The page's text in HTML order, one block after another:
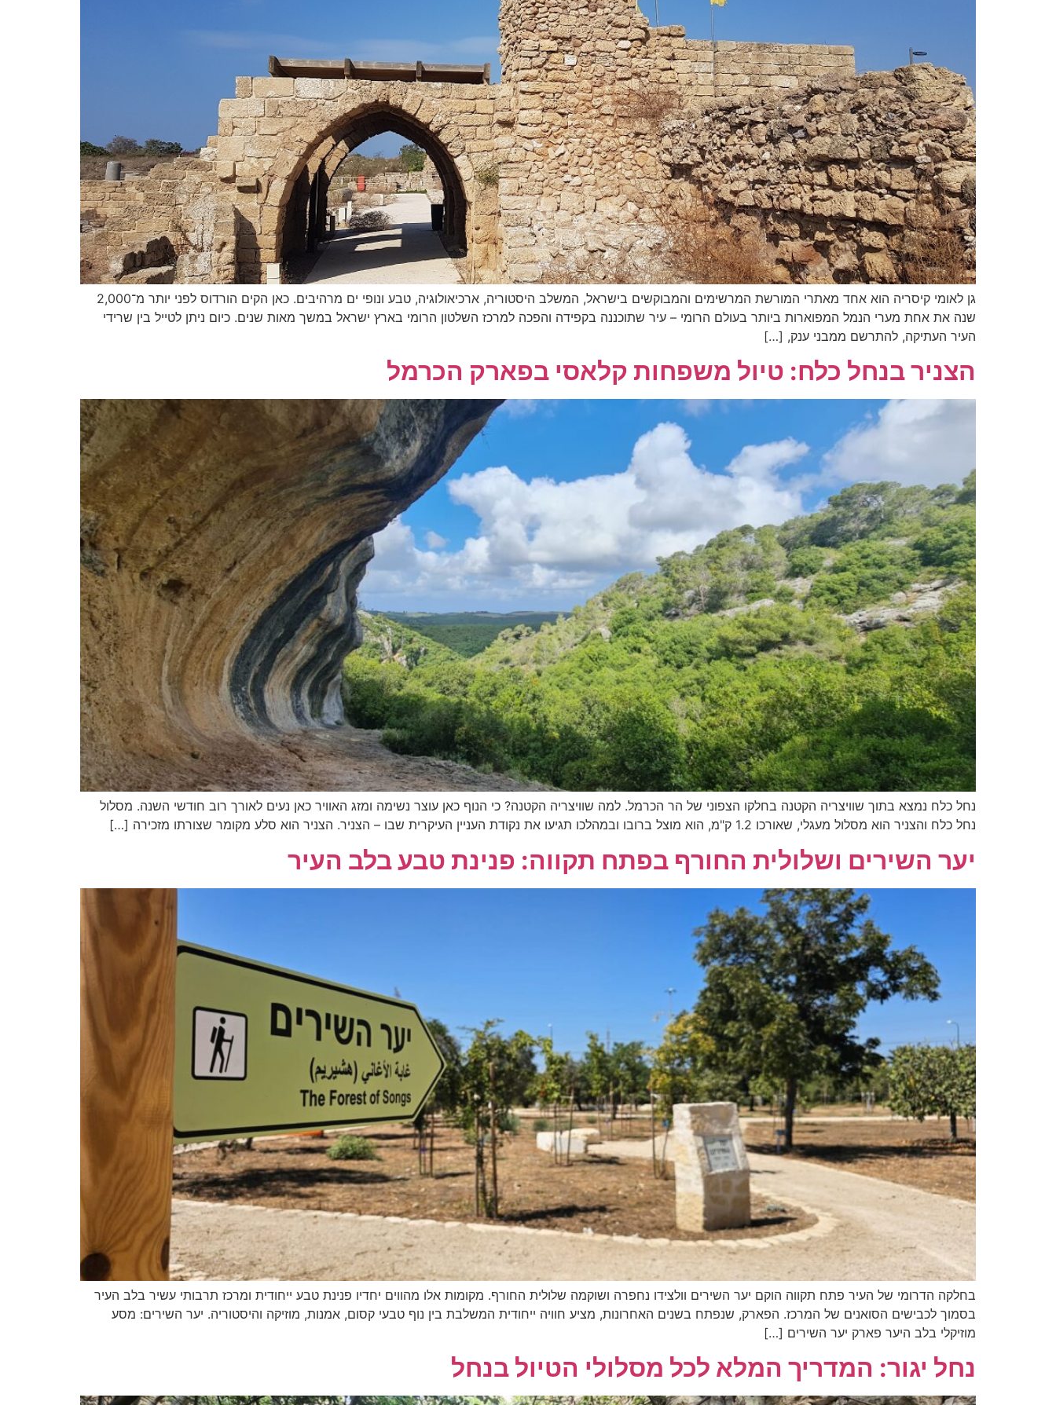
גן לאומי קיסריה הוא אחד מאתרי המורשת המרשימים והמבוקשים בישראל, המשלב היסטוריה, ארכיאולוגיה, טבע ונופי ים מרהיבים. כאן הקים הורדוס לפני יותר מ־2,000
שנה את אחת מערי הנמל המפוארות ביותר בעולם הרומי – עיר שתוכננה בקפידה והפכה למרכז השלטון הרומי בארץ ישראל במשך מאות שנים. כיום ניתן לטייל בין שרידי
העיר העתיקה, להתרשם ממבני ענק, […]
הצניר בנחל כלח: טיול משפחות קלאסי בפארק הכרמל
נחל כלח נמצא בתוך שוויצריה הקטנה בחלקו הצפוני של הר הכרמל. למה שוויצריה הקטנה? כי הנוף כאן עוצר נשימה ומזג האוויר כאן נעים לאורך רוב חודשי השנה. מסלול
נחל כלח והצניר הוא מסלול מעגלי, שאורכו 1.2 ק"מ, הוא מוצל ברובו ובמהלכו תגיעו את נקודת העניין העיקרית שבו – הצניר. הצניר הוא סלע מקומר שצורתו מזכירה […]
יער השירים ושלולית החורף בפתח תקווה: פנינת טבע בלב העיר
בחלקה הדרומי של העיר פתח תקווה הוקם יער השירים וולצידו נחפרה ושוקמה שלולית החורף. מקומות אלו מהווים יחדיו פנינת טבע ייחודית ומרכז תרבותי עשיר בלב העיר
בסמוך לכבישים הסואנים של המרכז. הפארק, שנפתח בשנים האחרונות, מציע חוויה ייחודית המשלבת בין נוף טבעי קסום, אמנות, מוזיקה והיסטוריה. יער השירים: מסע
מוזיקלי בלב היער פארק יער השירים […]
נחל יגור: המדריך המלא לכל מסלולי הטיול בנחל